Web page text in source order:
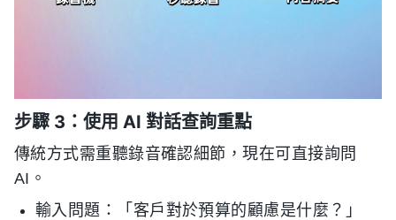
步驟 3：使用 AI 對話查詢重點
傳統方式需重聽錄音確認細節，現在可直接詢問
AI。
輸入問題：「客戶對於預算的顧慮是什麼？」